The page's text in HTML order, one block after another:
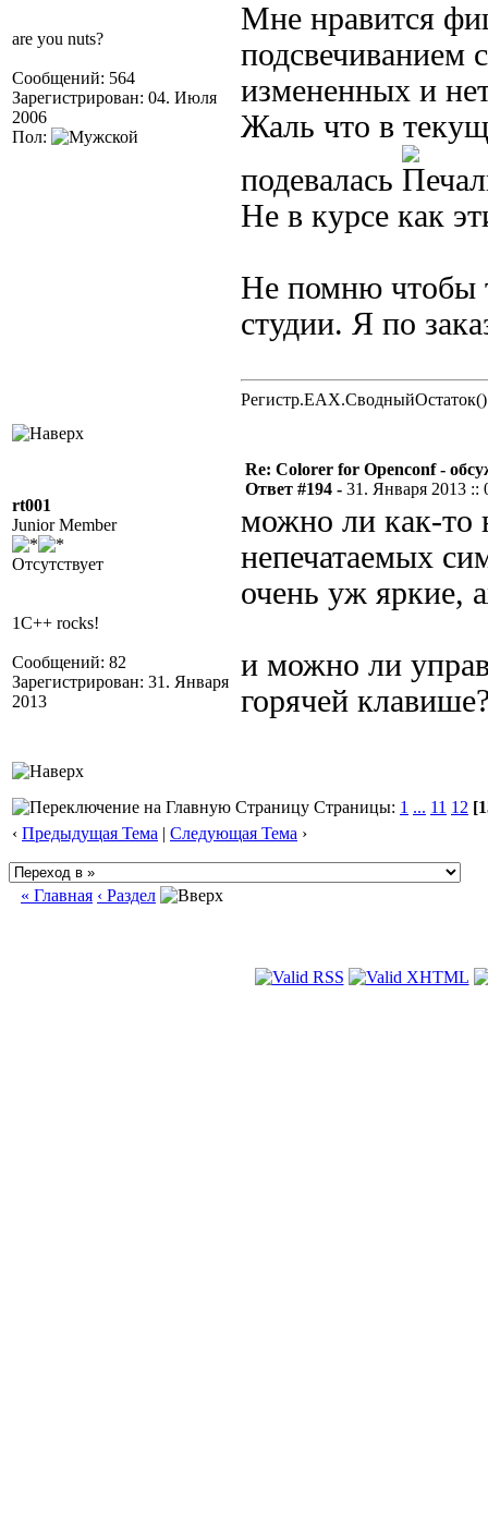
are you nuts?
Сообщений: 564
Зарегистрирован: 04. Июля
2006
Пол:
Мне нравится
подсвечиванием
измененных и
Жаль что в
подевалась
Не в курсе как
Не помню чтобы
студии. Я по
Регистр.EAX.СводныйОстаток()
rt001
Junior Member
Отсутствует
1C++ rocks!
Сообщений: 82
Зарегистрирован: 31. Января
2013
Re: Colorer for Openconf -
Ответ #194 - 31. Января 2013 ::
можно ли как-то
непечатаемых
очень уж яркие,
и можно ли
горячей
Страницы: 1 ... 11 12
‹ Предыдущая Тема | Следующая Тема ›
« Главная ‹ Раздел